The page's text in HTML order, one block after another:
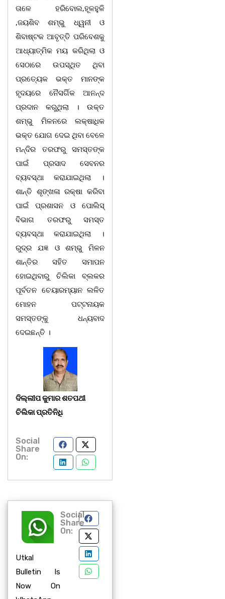
ତାଳେ ହରିବୋଲ,ହୂଳହୁଳି
,ଜୟଶିବ ଶମ୍ଭୁ ଧ୍ୱନୀ ଓ
ଶିବାଷ୍ଟକ ଆବୃତ୍ତି ପରିବେଶକୁ
ଆଧ୍ୟାତ୍ମିକ ମୟ କରିଥିଲା ଓ
ସେଠାରେ ଉପସ୍ଥିତ ଥିବା
ପ୍ରତ୍ୟେକ ଭକ୍ତ ମାନଙ୍କ
ହୃଦୟରେ ନୈସର୍ଗିକ ଆନନ୍ଦ
ପ୍ରଦାନ କରୁଥିଲା । ଉକ୍ତ
ଶମ୍ଭୁ ମିଳନରେ ଲକ୍ଷାଧିକ
ଭକ୍ତ ଯୋଗ ଦେଇ ଥିବା ବେଳେ
ମନ୍ଦିର ତରଫରୁ ସମସ୍ତଙ୍କ
ପାଇଁ ପ୍ରସାଦ ସେବନର
ବ୍ୟବସ୍ଥା କରାଯାଇଥିଲା ।
ଶାନ୍ତି ଶୃଙ୍ଖଳା ରକ୍ଷା କରିବା
ପାଇଁ ପ୍ରଶାସନ ଓ ପୋଲିସ୍
ବିଭାଗ ତରଫରୁ ସମସ୍ତ
ବ୍ୟବସ୍ଥା କରାଯାଇଥିଲା ।
ରୁଦ୍ର ଯଜ୍ଞ ଓ ଶମ୍ଭୁ ମିଳନ
ଶାନ୍ତିର ସହିତ ସମାପନ
ହୋଇଥିବାରୁ ଚିଲିକା ବ୍ଲକର
ପୂର୍ବତନ ଚେୟାରମ୍ୟାନ ଲଳିତ
ମୋହନ ପଟ୍ଟନାୟକ
ସମସ୍ତଙ୍କୁ ଧନ୍ୟବାଦ
ଦେଇଛନ୍ତି ।
ଦିଲ୍ଲୀପ କୁମାର ଶତପଥୀ
ଚିଲିକା ପ୍ରତିନିଧି
Social
Share
On:
Utkal
Bulletin Is
Now On
Social
Share
On: